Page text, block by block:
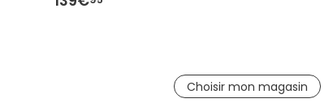
Choisir mon magasin